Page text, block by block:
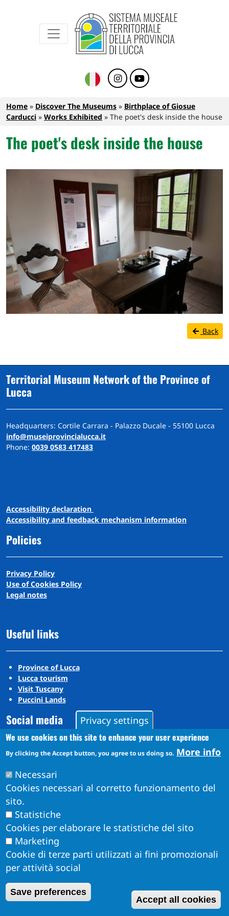
Sistema Museale Territoriale della
Breadcrumb
Home Discover The Museums
Birthplace of Giosue
Carducci
Works Exhibited The poet's desk inside the house
The poet's desk inside the house
Back
Territorial Museum Network of the Province of
Lucca
Headquarters: Cortile Carrara - Palazzo Ducale - 55100 Lucca
info@museiprovincialucca.it
Phone: 0039 0583 417483
Accessibility declaration
Accessibility and feedback mechanism information
Policies
Privacy Policy
Use of Cookies Policy
Legal notes
Useful links
Province of Lucca
Lucca tourism
Visit Tuscany
Puccini Lands
Social media
Instagram
Obiettivi di Accessibilità per l'anno 2026
Dichiarazione di Accessibilità
Info Accessibilità e meccanismo di feedback
Privacy settings
We use cookies on this site to enhance your user experience
By clicking the Accept button, you agree to us doing so. More info
Necessari
Cookies necessari al corretto funzionamento del
sito.
Statistiche
Cookies per elaborare le statistiche del sito
Marketing
Cookie di terze parti utilizzati ai fini promozionali
per attività social
Save preferences
Accept all cookies